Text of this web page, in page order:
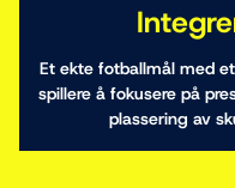
Et ekte fotballmål med
spillere å fokusere på
plassering av